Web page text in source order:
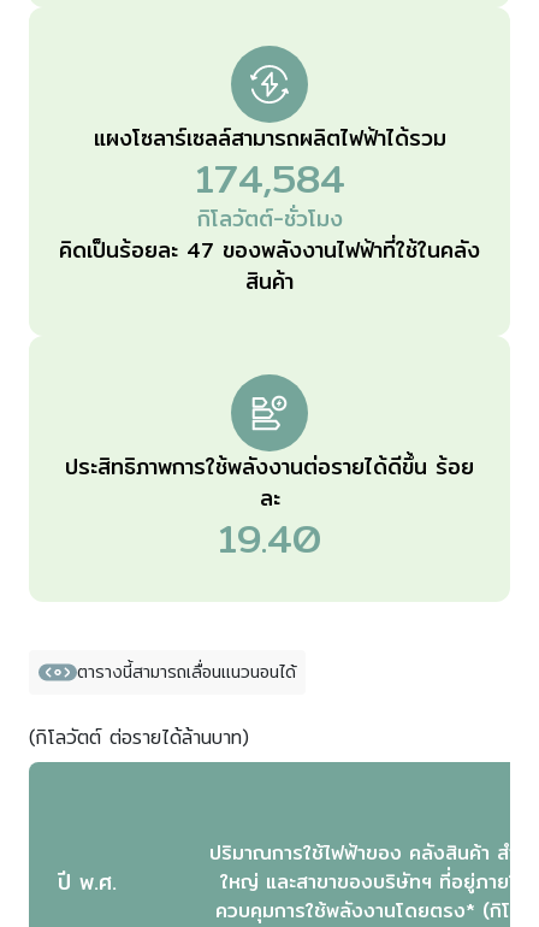
แผงโซลาร์เซลล์สามารถผลิตไฟฟ้าได้รวม
174,584
กิโลวัตต์-ชั่วโมง
คิดเป็นร้อยละ 47 ของพลังงานไฟฟ้าที่ใช้ในคลัง
สินค้า
ประสิทธิภาพการใช้พลังงานต่อรายได้ดีขึ้น ร้อย
ละ
19.40
ตารางนี้สามารถเลื่อนแนวนอนได้
(กิโลวัตต์ ต่อรายได้ล้านบาท)
ปี พ.ศ.
ปริมาณการใช้ไฟฟ้าของ คลังสินค้า สำนั
ใหญ่ และสาขาของบริษัทฯ ที่อยู่ภายใต้
ควบคุมการใช้พลังงานโดยตรง* (กิโล